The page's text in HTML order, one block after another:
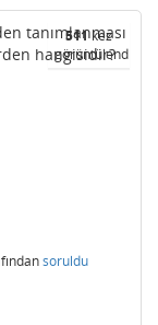
511kez
görüntülendi
tanımlanması
hangisidir?
soruldu